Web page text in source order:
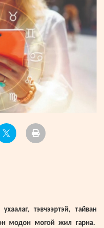
Нэвтрэх
ҮНДЭСНИЙ
МЭДЭЭЛЛИЙН
ТӨВ
ВИДЕО
ZUUNII
MEDEE
WEEKLY
тэвчээртэй, тайван
модон могой жил гарна.